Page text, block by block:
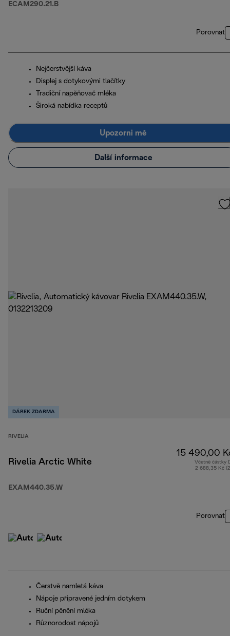
ECAM290.21.B
Porovnat
Nejčerstvější káva
Displej s dotykovými tlačítky
Tradiční napěňovač mléka
Široká nabídka receptů
Upozorni mě
Další informace
DÁREK ZDARMA
RIVELIA
Rivelia Arctic White
EXAM440.35.W
15 490,00
Včetně částky
2 688,35 Kč
Porovnat
Čerstvě namletá káva
Nápoje připravené jedním dotykem
Ruční pěnění mléka
Různorodost nápojů